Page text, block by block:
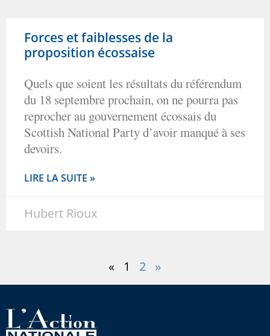
Forces et faiblesses de la
proposition écossaise
Quels que soient les résultats du référendum
du 18 septembre prochain, on ne pourra pas
reprocher au gouvernement écossais du
Scottish National Party d’avoir manqué à ses
devoirs.
LIRE LA SUITE »
Hubert Rioux
« 1 2 »